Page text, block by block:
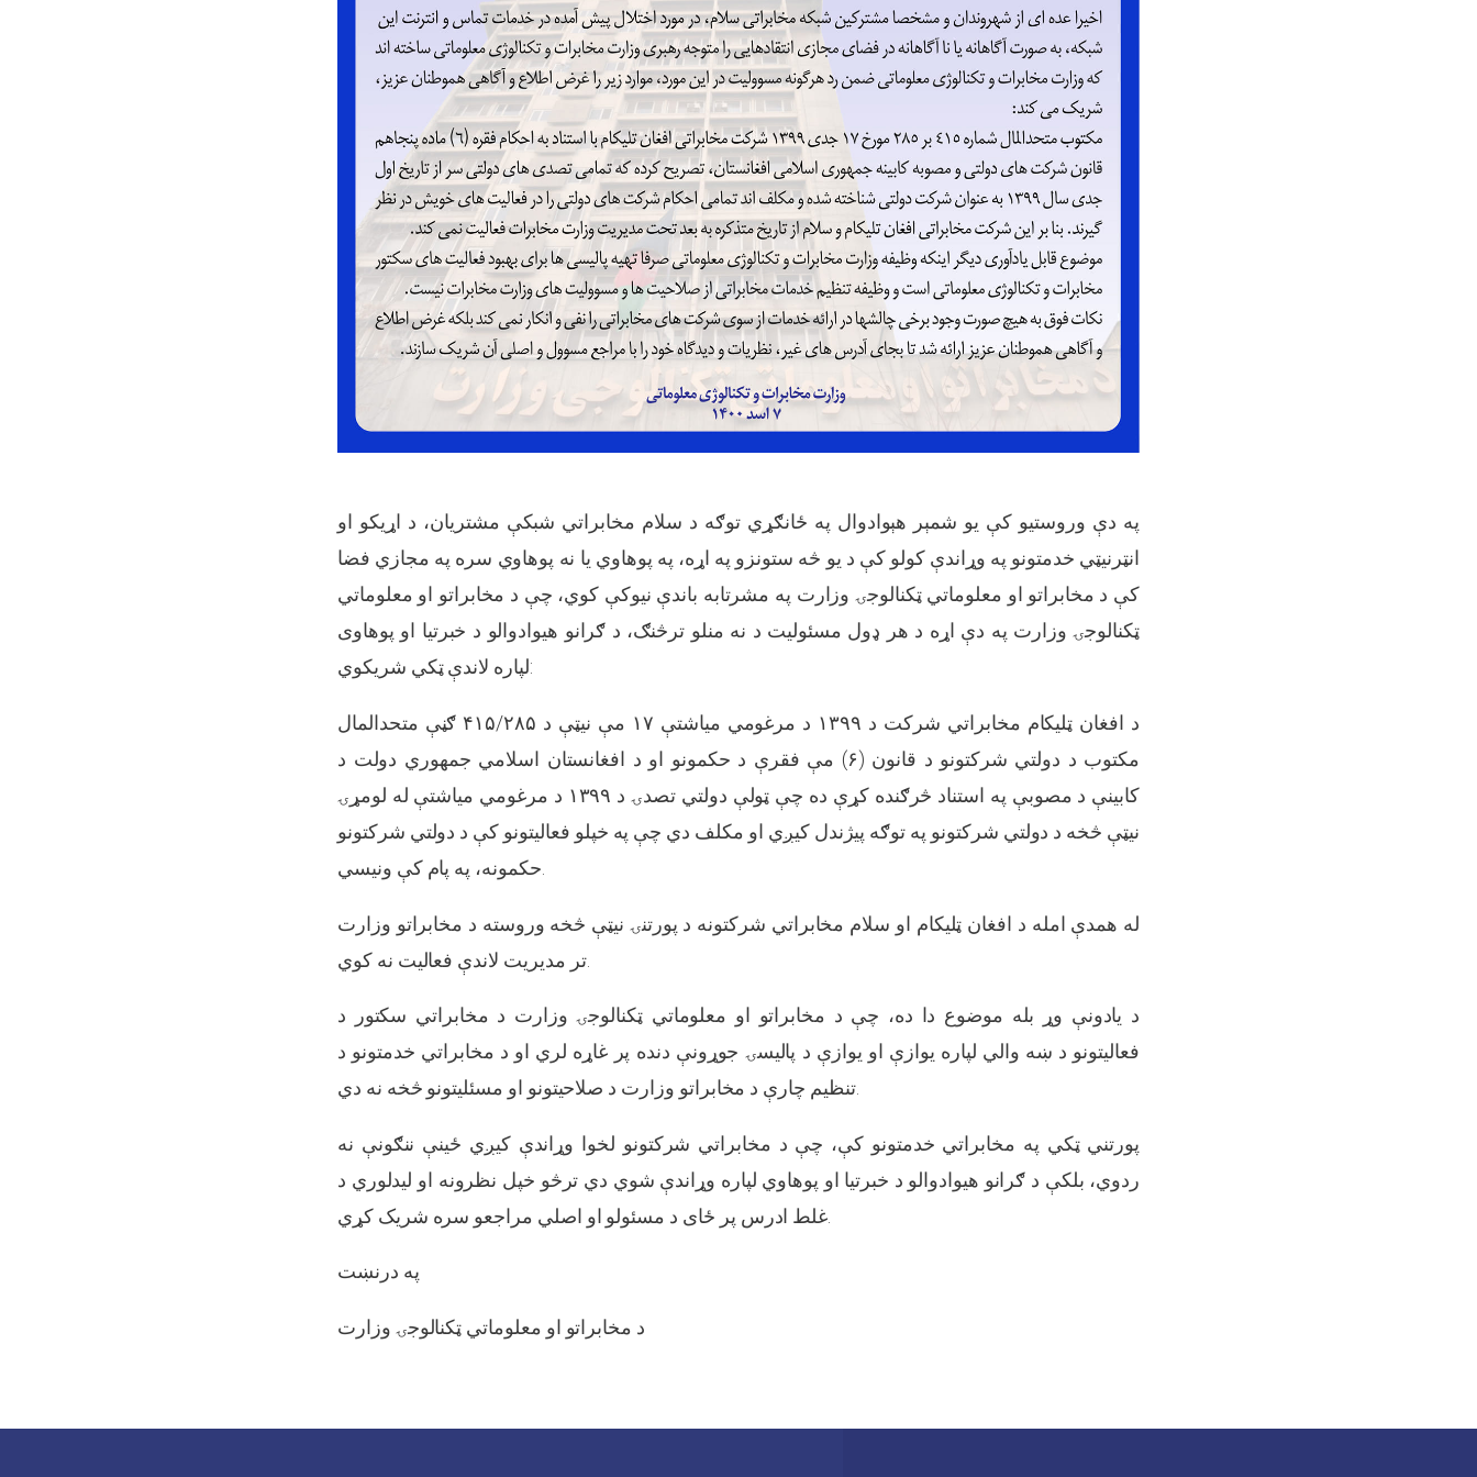
په دې وروستیو کې یو شمېر هېوادوال په ځانګړي توګه د سلام مخابراتي شبکې مشتریان، د اړیکو او
انټرنیټي خدمتونو په وړاندې کولو کې د یو څه ستونزو په اړه، په پوهاوي یا نه پوهاوي سره په مجازي فضا
کې د مخابراتو او معلوماتي ټکنالوجۍ وزارت په مشرتابه باندې نیوکې کوي، چې د مخابراتو او معلوماتي
ټکنالوجۍ وزارت په دې اړه د هر ډول مسئولیت د نه منلو ترڅنګ، د ګرانو هیوادوالو د خبرتیا او پوهاوی
لپاره لاندې ټکي شریکوي:
د افغان ټلیکام مخابراتي شرکت د ۱۳۹۹ د مرغومي میاشتې ۱۷ مې نیټې د ۴۱۵/۲۸۵ ګڼې متحدالمال
مکتوب د دولتي شرکتونو د قانون (۶) مې فقرې د حکمونو او د افغانستان اسلامي جمهوري دولت د
کابینې د مصوبې په استناد څرګنده کړې ده چې ټولې دولتي تصدۍ د ۱۳۹۹ د مرغومي میاشتې له لومړۍ
نیټې څخه د دولتي شرکتونو په توګه پیژندل کیږي او مکلف دي چې په خپلو فعالیتونو کې د دولتي شرکتونو
له همدې امله د افغان ټلیکام او سلام مخابراتي شرکتونه د پورتنۍ نیټې څخه وروسته د مخابراتو وزارت
تر مدیریت لاندې فعالیت نه کوي.
د یادونې وړ بله موضوع دا ده، چې د مخابراتو او معلوماتي ټکنالوجۍ وزارت د مخابراتي سکتور د
فعالیتونو د ښه والي لپاره یوازې او یوازې د پالیسۍ جوړونې دنده پر غاړه لري او د مخابراتي خدمتونو د
تنظیم چارې د مخابراتو وزارت د صلاحیتونو او مسئلیتونو څخه نه دي.
پورتني ټکي په مخابراتي خدمتونو کې، چې د مخابراتي شرکتونو لخوا وړاندې کیږي ځینې ننګونې نه
ردوي، بلکې د ګرانو هیوادوالو د خبرتیا او پوهاوي لپاره وړاندې شوي دي ترڅو خپل نظرونه او لیدلوري د
په درنښت
د مخابراتو او معلوماتي ټکنالوجۍ وزارت